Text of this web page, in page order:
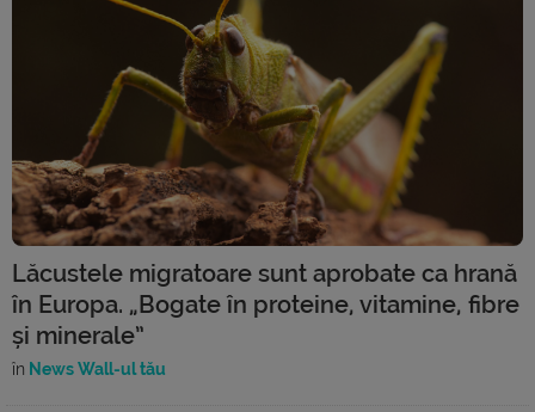
Lăcustele migratoare sunt aprobate ca hrană
în Europa. „Bogate în proteine, vitamine, fibre
și minerale”
în News Wall-ul tău